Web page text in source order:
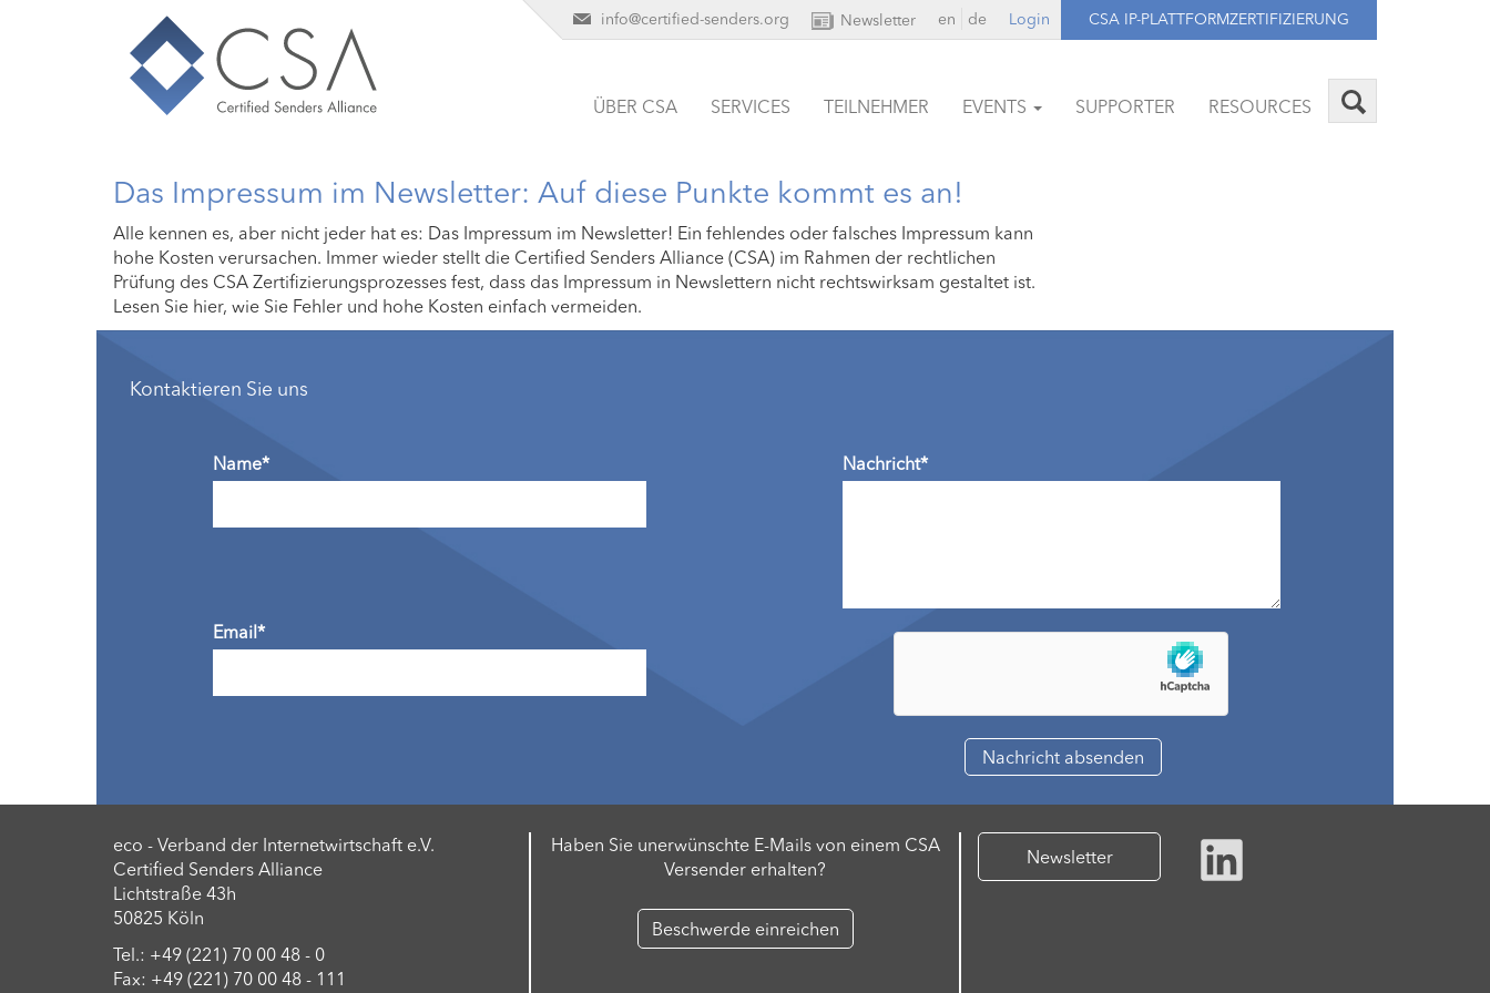
info@certified-senders.org Newsletter en de Login CSA IP-PLATTFORMZERTIFIZIERUNG
ÜBER CSA SERVICES TEILNEHMER EVENTS SUPPORTER RESOURCES
Das Impressum im Newsletter: Auf diese Punkte kommt es an!
Alle kennen es, aber nicht jeder hat es: Das Impressum im Newsletter! Ein fehlendes oder falsches Impressum kann
hohe Kosten verursachen. Immer wieder stellt die Certified Senders Alliance (CSA) im Rahmen der rechtlichen
Prüfung des CSA Zertifizierungsprozesses fest, dass das Impressum in Newslettern nicht rechtswirksam gestaltet ist.
Lesen Sie hier, wie Sie Fehler und hohe Kosten einfach vermeiden.
Kontaktieren Sie uns
Name*
Email*
Nachricht*
eco - Verband der Internetwirtschaft e.V.
Certified Senders Alliance
Lichtstraße 43h
50825 Köln
Tel.: +49 (221) 70 00 48 - 0
Fax: +49 (221) 70 00 48 - 111
Haben Sie unerwünschte E-Mails von einem CSA
Versender erhalten?
Beschwerde einreichen
Newsletter